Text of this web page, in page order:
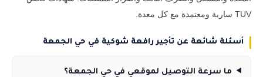
TUV سارية ومعتمدة مع كل معدة.
أسئلة شائعة عن تأجير رافعة شوكية في حي الجمعة
ما سرعة التوصيل لموقعي في حي الجمعة؟